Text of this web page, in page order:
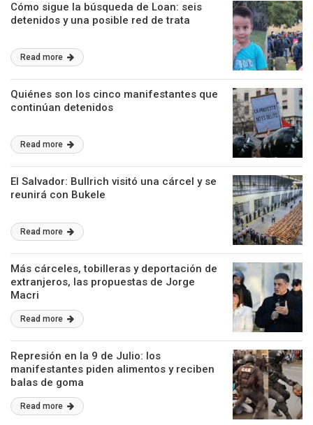
Cómo sigue la búsqueda de Loan: seis
detenidos y una posible red de trata
Read more
Quiénes son los cinco manifestantes que
continúan detenidos
Read more
El Salvador: Bullrich visitó una cárcel y se
reunirá con Bukele
Read more
Más cárceles, tobilleras y deportación de
extranjeros, las propuestas de Jorge
Macri
Read more
Represión en la 9 de Julio: los
manifestantes piden alimentos y reciben
balas de goma
Read more